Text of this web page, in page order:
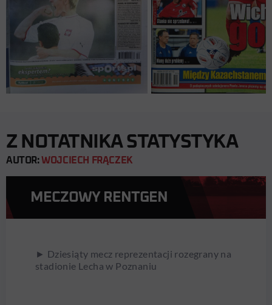
Z NOTATNIKA STATYSTYKA
AUTOR: WOJCIECH FRĄCZEK
MECZOWY RENTGEN
► Dziesiąty mecz reprezentacji rozegrany na
stadionie Lecha w Poznaniu